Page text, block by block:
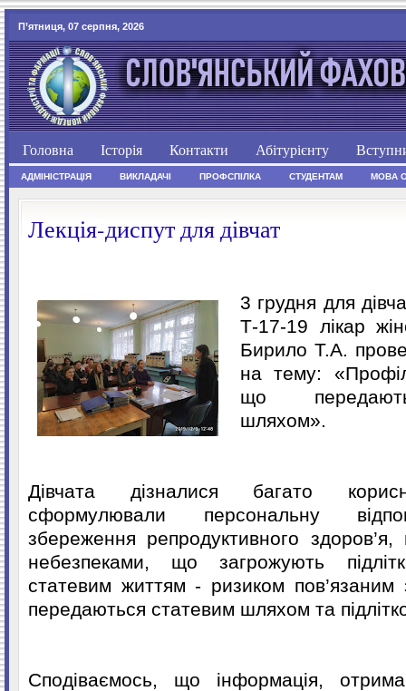
П’ятниця, 07 серпня, 2026
Головна Історія Контакти Абітурієнту
АДМІНІСТРАЦІЯ ВИКЛАДАЧІ ПРОФСПІЛКА СТУДЕНТАМ МОВА
Лекція-диспут для дівчат
3 грудня для
Т-17-19 лікар
Бирило Т.А.
на тему:
що
шляхом».
Дівчата дізналися багато
сформулювали персональну
збереження репродуктивного
небезпеками, що загрожують
статевим життям - ризиком пов’язаним
передаються статевим шляхом та
Сподіваємось, що інформація,